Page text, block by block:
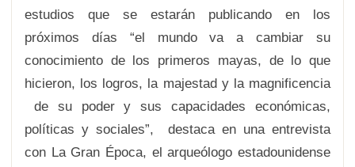
estudios que se estarán publicando en los
próximos días “el mundo va a cambiar su
conocimiento de los primeros mayas, de lo que
hicieron, los logros, la majestad y la magnificencia
de su poder y sus capacidades económicas,
políticas y sociales”, destaca en una entrevista
con La Gran Época, el arqueólogo estadounidense